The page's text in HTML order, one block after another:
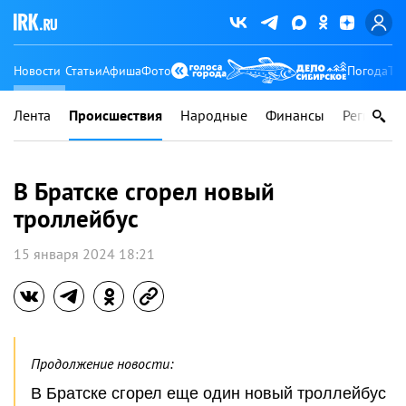
Новости СтатьиАфишаФото Погода
Лента Происшествия Народные Финансы Регионы
В Братске сгорел новый
троллейбус
15 января 2024 18:21
Продолжение новости:
В Братске сгорел еще один новый троллейбус